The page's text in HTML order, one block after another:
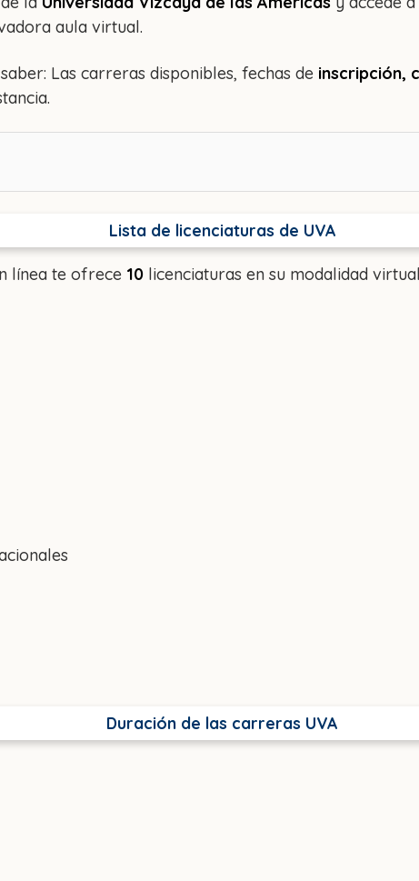
aula virtual.
Las carreras disponibles, fechas de inscripción,
Lista de licenciaturas de UVA
línea te ofrece 10 licenciaturas en su modalidad
Duración de las carreras UVA